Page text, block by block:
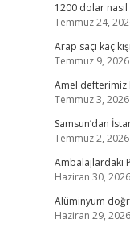
1200 dolar nasıl
Temmuz 24,
Arap saçı kaç
Temmuz 9, 2026
Amel defterimiz
Temmuz 3, 2026
Samsun’dan
Temmuz 2, 2026
Ambalajlardaki
Haziran 30, 2026
Alüminyum
Haziran 29, 2026